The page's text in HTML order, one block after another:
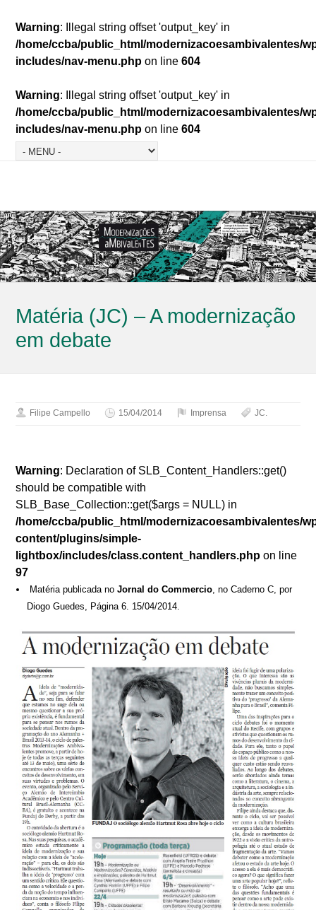
Warning: Illegal string offset 'output_key' in
/home/ccba/public_html/modernizacoesambivalentes/
includes/nav-menu.php on line604
Warning: Illegal string offset 'output_key' in
/home/ccba/public_html/modernizacoesambivalentes/
includes/nav-menu.php on line604
Matéria (JC) – A modernização
em debate
Filipe Campello 15/04/2014 Imprensa JC.
Warning: Declaration of SLB_Content_Handlers::get()
should be compatible with
SLB_Base_Collection::get($args = NULL) in
/home/ccba/public_html/modernizacoesambivalentes/
content/plugins/simple-
lightbox/includes/class.content_handlers.php on line
97
Matéria publicada noJornal do Commercio, no Caderno C, por
Diogo Guedes, Página 6. 15/04/2014.